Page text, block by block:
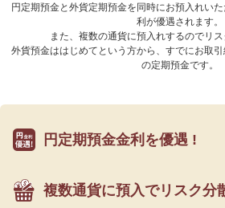
円定期預金と外貨定期預金を同時にお預入れい
利が優遇されます。
また、複数の通貨に預入れするのでリス
外貨預金ははじめてという方から、すでにお取
の定期預金です。
円定期預金金利を優遇 !
複数通貨に預入でリスク分